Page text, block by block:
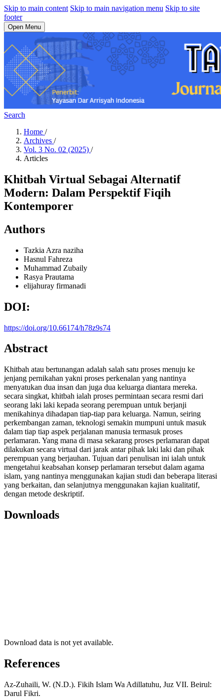
Skip to main content Skip to main navigation menu Skip to site
footer
Open Menu
Search
Home /
Archives /
Vol. 3 No. 02 (2025) /
Articles
Khitbah Virtual Sebagai Alternatif
Modern: Dalam Perspektif Fiqih
Kontemporer
Authors
Tazkia Azra naziha
Hasnul Fahreza
Muhammad Zubaily
Rasya Prautama
elijahuray firmanadi
DOI:
https://doi.org/10.66174/h78z9s74
Abstract
Khitbah atau bertunangan adalah salah satu proses menuju ke
jenjang pernikahan yakni proses perkenalan yang nantinya
menyatukan dua insan dan juga dua keluarga diantara mereka.
secara singkat, khitbah ialah proses permintaan secara resmi dari
seorang laki laki kepada seorang perempuan untuk berjanji
menikahinya dihadapan tiap-tiap para keluarga. Namun, seiring
perkembangan zaman, teknologi semakin mumpuni untuk masuk
dalam tiap tiap aspek perjalanan manusia termasuk proses
perlamaran. Yang mana di masa sekarang proses perlamaran dapat
dilakukan secara virtual dari jarak antar pihak laki laki dan pihak
perempuan yang berjauhan. Tujuan dari penulisan ini ialah untuk
mengetahui keabsahan konsep perlamaran tersebut dalam agama
islam, yang nantinya menggunakan kajian studi dan beberapa literasi
yang berkaitan, dan selanjutnya menggunakan kajian kualitatif,
dengan metode deskriptif.
Downloads
Download data is not yet available.
References
Az-Zuhaili, W. (N.D.). Fikih Islam Wa Adillatuhu, Juz VII. Beirul:
Darul Fikri.